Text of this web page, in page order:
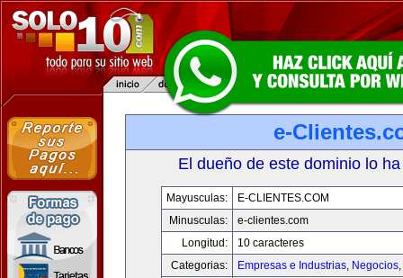
e-
El dueño de este dominio lo
Mayusculas:
E-CLIENTES.COM
Minusculas:
e-clientes.com
Longitud:
10 caracteres
Categorias:
Empresas e Industrias, Negocios,